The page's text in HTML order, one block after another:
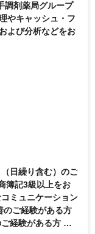
調剤薬局グループ
やキャッシュ・フ
よび分析などをお
日繰り含む）のご
簿記3級以上をお
ミュニケーション
経験がある方 〇